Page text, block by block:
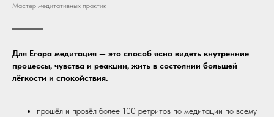
Мастер медитативных практик
Для Егора медитация — это способ ясно видеть внутренние
процессы, чувства и реакции, жить в состоянии большей
лёгкости и спокойствия.
прошёл и провёл более 100 ретритов по медитации по всему